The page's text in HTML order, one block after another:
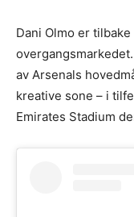
Dani Olmo er
av Arsenals
kreative sone – i
Emirates Stadium